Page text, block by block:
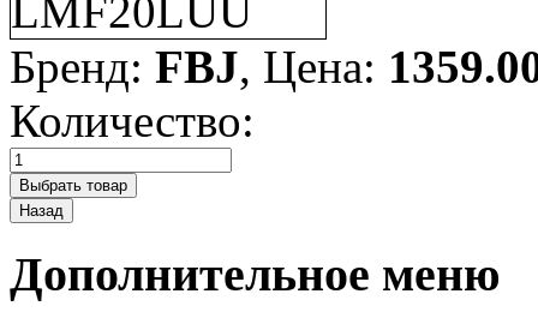
Бренд: FBJ, Цена:
Количество:
Дополнительное меню